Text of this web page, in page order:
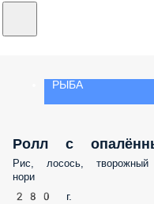
РЫБА
Ролл с
Рис, лосось,
нори
280 г.